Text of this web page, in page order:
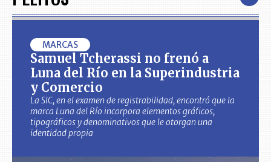
MARCAS
Samuel Tcherassi no frenó a
Luna del Río en la Superindustria
y Comercio
La SIC, en el examen de registrabilidad, encontró que la
marca Luna del Río incorpora elementos gráficos,
tipográficos y denominativos que le otorgan una
identidad propia